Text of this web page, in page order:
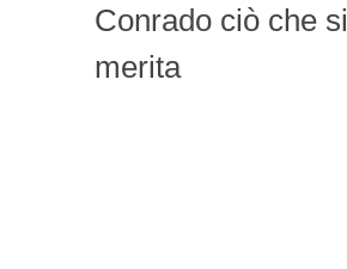
Conrado ciò che si
merita